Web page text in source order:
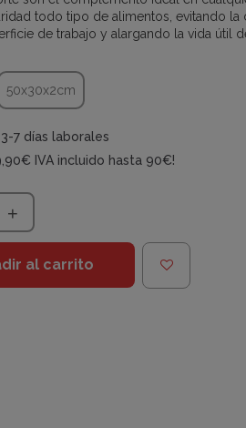
todo tipo de alimentos, evitando la
de trabajo y alargando la vida útil
50x30x2cm
7 días laborales
IVA incluido hasta 90€!
al carrito